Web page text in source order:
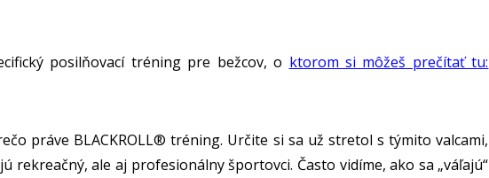
posilňovací tréning pre bežcov, o ktorom si môžeš prečítať tu:
práve BLACKROLL® tréning. Určite si sa už stretol s týmito valcami,
rekreačný, ale aj profesionálny športovci. Často vidíme, ako sa „váľajú“